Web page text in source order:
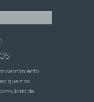
que nos
de